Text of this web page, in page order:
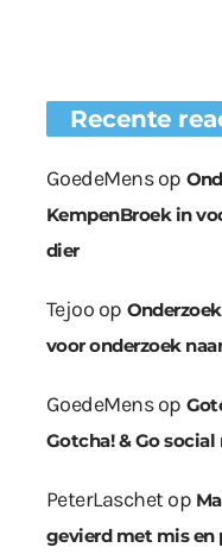
Recente
GoedeMensop
KempenBroek in
dier
Tejoo op
voor onderzoek
GoedeMensop
Gotcha! & Go social
PeterLaschetop
gevierd met mis en